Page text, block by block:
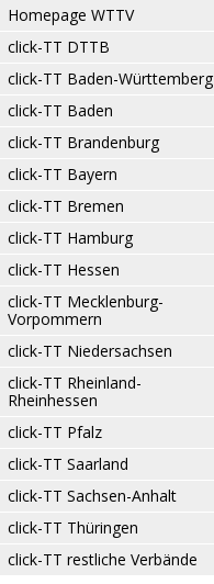
Homepage WTTV
click-TT DTTB
click-TT Baden-Württemberg
click-TT Baden
click-TT Brandenburg
click-TT Bayern
click-TT Bremen
click-TT Hamburg
click-TT Hessen
click-TT Mecklenburg-
Vorpommern
click-TT Niedersachsen
click-TT Rheinland-
Rheinhessen
click-TT Pfalz
click-TT Saarland
click-TT Sachsen-Anhalt
click-TT Thüringen
click-TT restliche Verbände